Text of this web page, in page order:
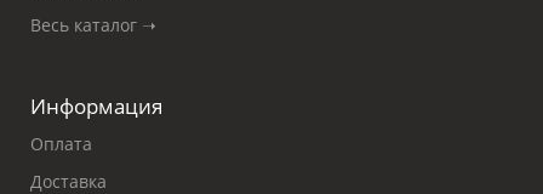
Весь каталог ➝
Информация
Оплата
Доставка